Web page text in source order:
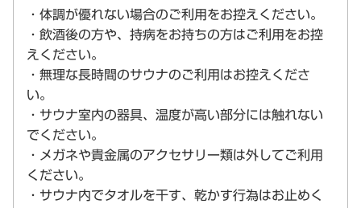
・体調が優れない場合のご利用をお控えください。
・飲酒後の方や、持病をお持ちの方はご利用をお控
えください。
・無理な長時間のサウナのご利用はお控えくださ
い。
・サウナ室内の器具、温度が高い部分には触れない
でください。
・メガネや貴金属のアクセサリー類は外してご利用
ください。
・サウナ内でタオルを干す、乾かす行為はお止めく